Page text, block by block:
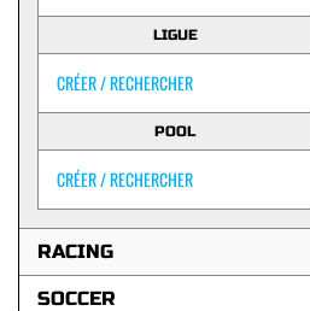
LIGUE
CRÉER / RECHERCHER
POOL
CRÉER / RECHERCHER
RACING
SOCCER